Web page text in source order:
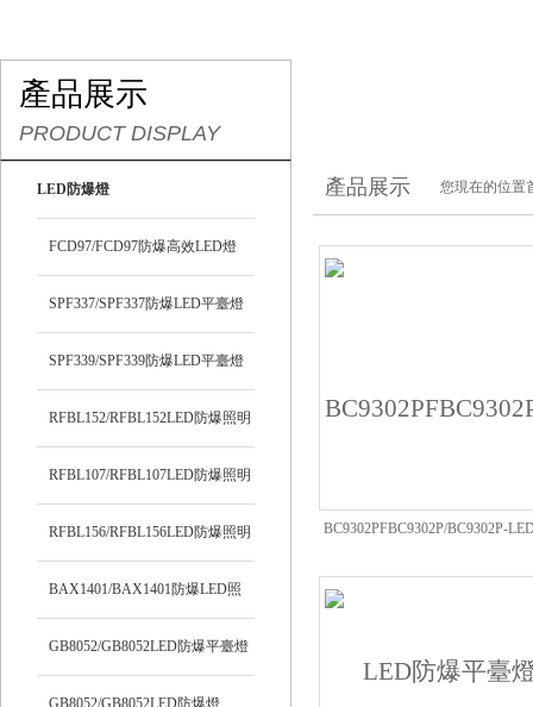
產品展示
PRODUCT DISPLAY
LED防爆燈
FCD97/FCD97防爆高效LED燈
SPF337/SPF337防爆LED平臺燈
SPF339/SPF339防爆LED平臺燈
RFBL152/RFBL152LED防爆照明
燈
RFBL107/RFBL107LED防爆照明
燈
RFBL156/RFBL156LED防爆照明
燈
BAX1401/BAX1401防爆LED照
明燈
GB8052/GB8052LED防爆平臺燈
GB8052/GB8052LED防爆燈
產品展示 您現在的位置
BC9302PFBC9302P/BC9302P-